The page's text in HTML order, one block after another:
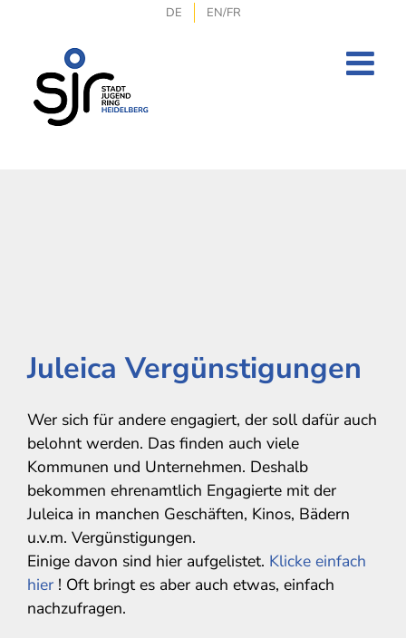
DE EN/FR
Juleica Vergünstigungen
Wer sich für andere engagiert, der soll dafür auch
belohnt werden. Das finden auch viele
Kommunen und Unternehmen. Deshalb
bekommen ehrenamtlich Engagierte mit der
Juleica in manchen Geschäften, Kinos, Bädern
u.v.m. Vergünstigungen.
Einige davon sind hier aufgelistet. Klicke einfach
hier ! Oft bringt es aber auch etwas, einfach
nachzufragen.